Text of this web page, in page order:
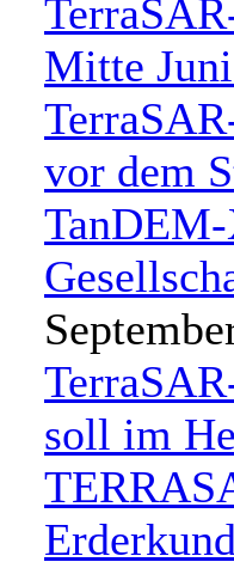
Mitte
vor dem
soll im